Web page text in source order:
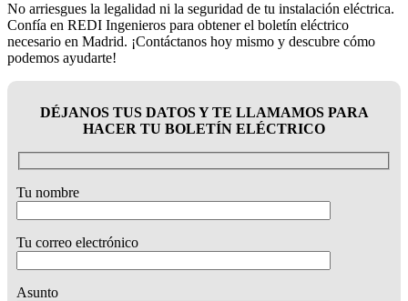
No arriesgues la legalidad ni la seguridad de tu instalación eléctrica.
Confía en REDI Ingenieros para obtener el boletín eléctrico
necesario en Madrid. ¡Contáctanos hoy mismo y descubre cómo
podemos ayudarte!
DÉJANOS TUS DATOS Y TE LLAMAMOS PARA
HACER TU BOLETÍN ELÉCTRICO
Tu nombre
Tu correo electrónico
Asunto